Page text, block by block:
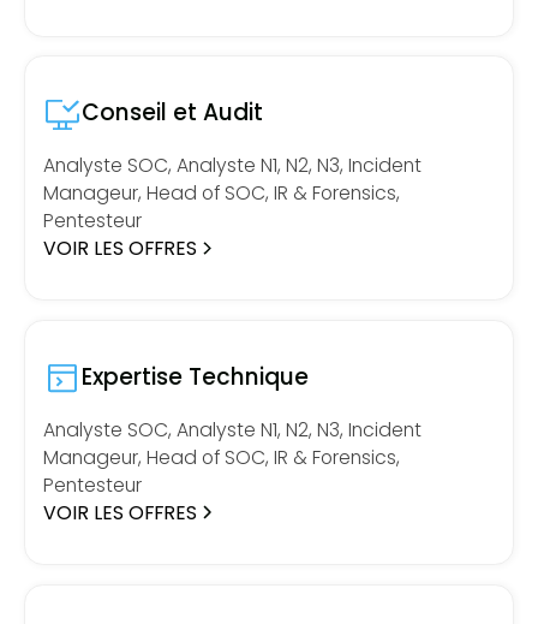
Conseil et Audit
Analyste SOC, Analyste N1, N2, N3, Incident
Manageur, Head of SOC, IR & Forensics,
Pentesteur
VOIR LES OFFRES
Expertise Technique
Analyste SOC, Analyste N1, N2, N3, Incident
Manageur, Head of SOC, IR & Forensics,
Pentesteur
VOIR LES OFFRES